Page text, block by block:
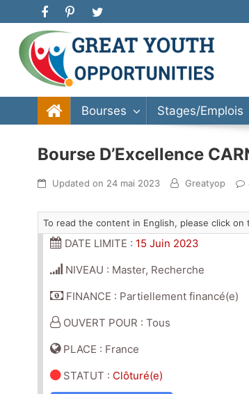
Great Youth
Bourse d’étude, stage, formation,
Bourses
Stages/Emplois
Bourse D’Excellence
Updated on 24 mai 2023 Greatyop
To read the content in English, please click
DATE LIMITE : 15 Juin 2023
NIVEAU : Master, Recherche
FINANCE : Partiellement financé(e)
OUVERT POUR : Tous
PLACE : France
STATUT : Clôturé(e)